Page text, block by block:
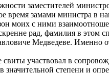
заместителей
замами министра в
моих с ними
рад, фамилия в этом
Медведеве. Именно
свиты участвовал в
значительной степени и